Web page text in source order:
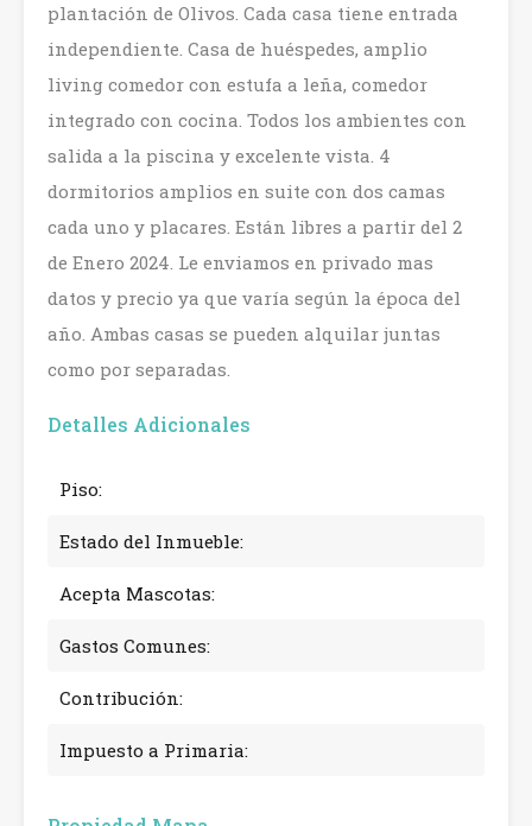
plantación de Olivos. Cada casa tiene entrada
independiente. Casa de huéspedes, amplio
living comedor con estufa a leña, comedor
integrado con cocina. Todos los ambientes con
salida a la piscina y excelente vista. 4
dormitorios amplios en suite con dos camas
cada uno y placares. Están libres a partir del 2
de Enero 2024. Le enviamos en privado mas
datos y precio ya que varía según la época del
año. Ambas casas se pueden alquilar juntas
como por separadas.
Detalles Adicionales
Piso:
Estado del Inmueble:
Acepta Mascotas:
Gastos Comunes:
Contribución:
Impuesto a Primaria: